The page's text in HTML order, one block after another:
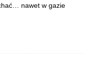
nawet w gazie